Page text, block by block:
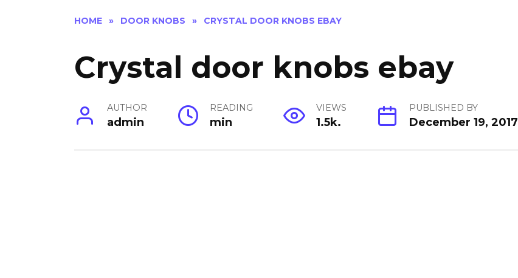
HOME » DOOR KNOBS » CRYSTAL DOOR KNOBS EBAY
Crystal door knobs ebay
AUTHOR
admin
READING
min
VIEWS
1.5k.
PUBLISHED BY
December 19, 2017